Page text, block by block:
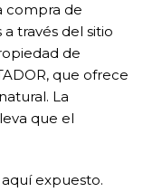
compra de
través del sitio
de
que ofrece
La
que el
expuesto.